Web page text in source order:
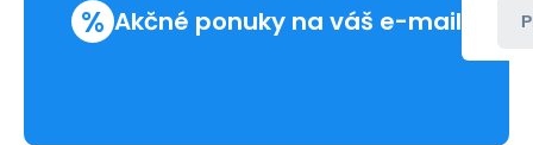
% Akčné ponuky na váš e-mail